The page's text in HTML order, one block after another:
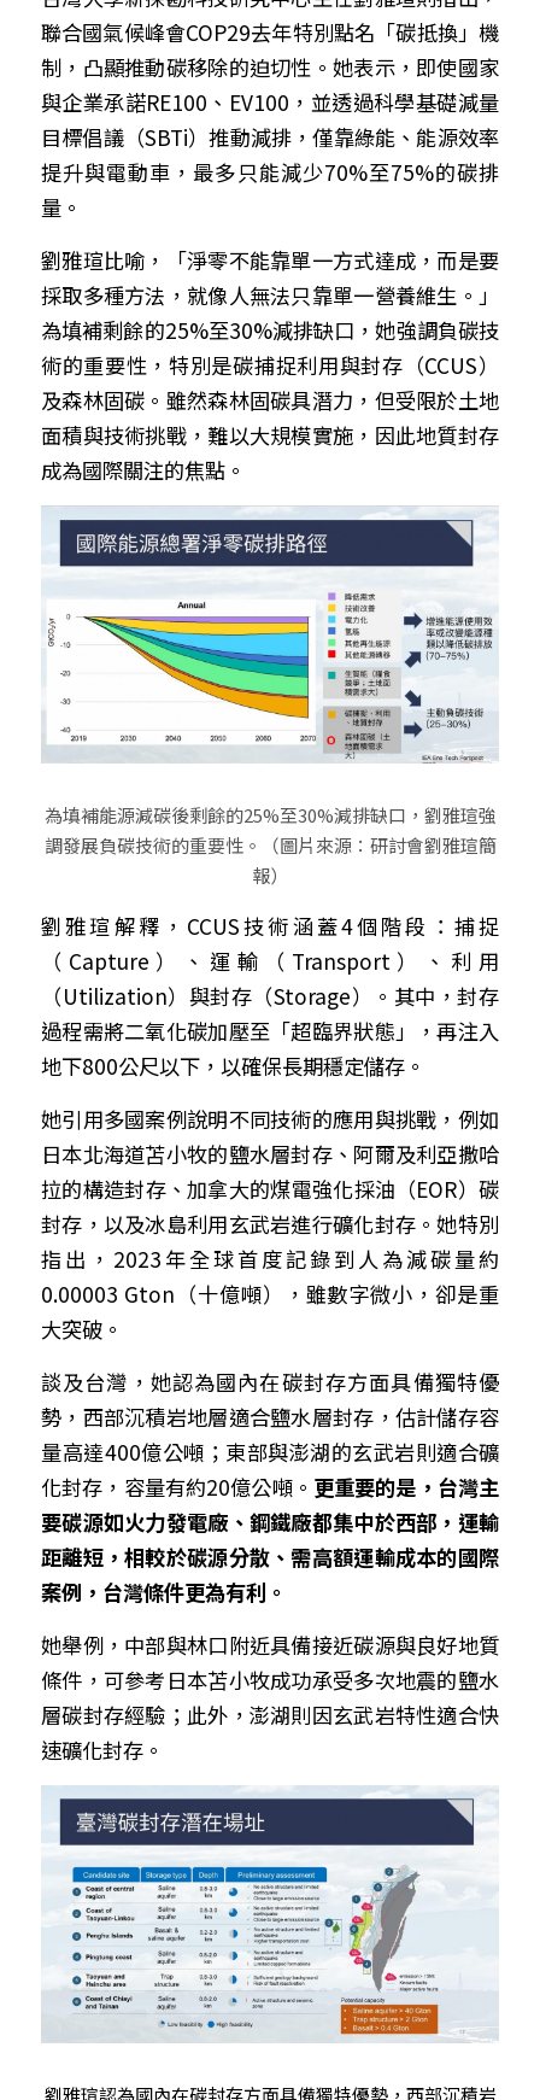
聯合國氣候峰會COP29去年特別點名「碳抵換」機
制，凸顯推動碳移除的迫切性。她表示，即使國家
與企業承諾RE100、EV100，並透過科學基礎減量
目標倡議（SBTi）推動減排，僅靠綠能、能源效率
提升與電動車，最多只能減少70%至75%的碳排
量。
劉雅瑄比喻，「淨零不能靠單一方式達成，而是要
採取多種方法，就像人無法只靠單一營養維生。」
為填補剩餘的25%至30%減排缺口，她強調負碳技
術的重要性，特別是碳捕捉利用與封存（CCUS）
及森林固碳。雖然森林固碳具潛力，但受限於土地
面積與技術挑戰，難以大規模實施，因此地質封存
成為國際關注的焦點。
為填補能源減碳後剩餘的25%至30%減排缺口，劉雅瑄強
調發展負碳技術的重要性。（圖片來源：研討會劉雅瑄簡
報）
劉雅瑄解釋，CCUS技術涵蓋4個階段：捕捉
（Capture）、運輸（Transport）、利用
（Utilization）與封存（Storage）。其中，封存
過程需將二氧化碳加壓至「超臨界狀態」，再注入
地下800公尺以下，以確保長期穩定儲存。
她引用多國案例說明不同技術的應用與挑戰，例如
日本北海道苫小牧的鹽水層封存、阿爾及利亞撒哈
拉的構造封存、加拿大的煤電強化採油（EOR）碳
封存，以及冰島利用玄武岩進行礦化封存。她特別
指出，2023年全球首度記錄到人為減碳量約
0.00003 Gton（十億噸），雖數字微小，卻是重
大突破。
談及台灣，她認為國內在碳封存方面具備獨特優
勢，西部沉積岩地層適合鹽水層封存，估計儲存容
量高達400億公噸；東部與澎湖的玄武岩則適合礦
化封存，容量有約20億公噸。 更重要的是，台灣主
要碳源如火力發電廠、鋼鐵廠都集中於西部，運輸
距離短，相較於碳源分散、需高額運輸成本的國際
案例，台灣條件更為有利。
她舉例，中部與林口附近具備接近碳源與良好地質
條件，可參考日本苫小牧成功承受多次地震的鹽水
層碳封存經驗；此外，澎湖則因玄武岩特性適合快
速礦化封存。
劉雅瑄認為國內在碳封存方面具備獨特優勢，西部沉積岩